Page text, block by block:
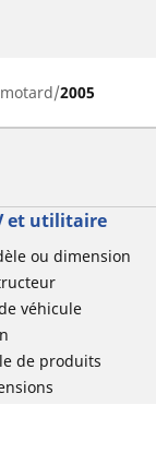
2005
et utilitaire
ou dimension
véhicule
de produits